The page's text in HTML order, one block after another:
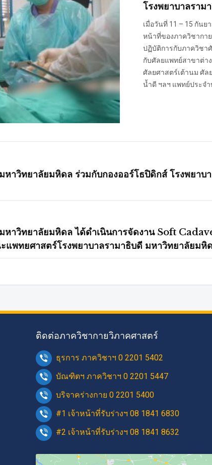
โรงพยาบาลรา
เมื่อวันที่ 11 – 15 กัน
หน้าที่ของภาควิชากา
ปฏิบัติการกับภาควิชา
กับศัลยแพทย์สาขาต่า
ศัลยศาสตร์เต้านม ศัล
น้ำดี ฯลฯ แพทย์ประจ
าวิทยาลัยมหิดล ร่วมกับกองออร์โธปิดิกส์ โรงพยาบ
าวิทยาลัยมหิดล ได้ดำเนินการจัดงาน Soft
พทยศาสตร์โรงพยาบาลรามาธิบดี มหาวิทยาลัยมหิ
ติดต่อภาควิชากายวิภาคศาสตร์
ธุรการ ภาควิชาฯ 0 2201 5402
บัณฑิตฯ ภาควิชาฯ 0 2201 5447
บริจาคร่างกาย 0 2201 5400
#1 เจ้าหน้าที่รับร่างฯ 08 1841 6830
#2 เจ้าหน้าที่รับร่างฯ 08 1841 8632